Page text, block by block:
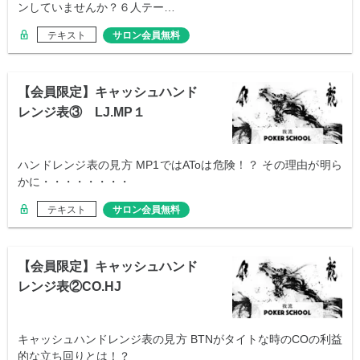
ンしていませんか？６人テー…
テキスト サロン会員無料
【会員限定】キャッシュハンド
レンジ表③ LJ.MP１
ハンドレンジ表の見方 MP1ではAToは危険！？ その理由が明ら
かに・・・・・・・・
テキスト サロン会員無料
【会員限定】キャッシュハンド
レンジ表②CO.HJ
キャッシュハンドレンジ表の見方 BTNがタイトな時のCOの利益
的な立ち回りとは！？